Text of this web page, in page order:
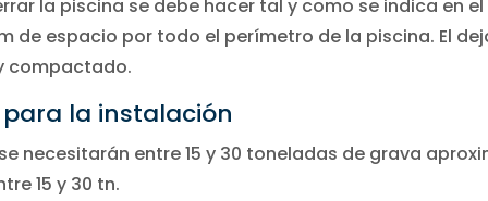
la piscina se debe hacer tal y como se indica en
de espacio por todo el perímetro de la piscina. El
compactado.
la instalación
necesitarán entre 15 y 30 toneladas de grava
15 y 30 tn.